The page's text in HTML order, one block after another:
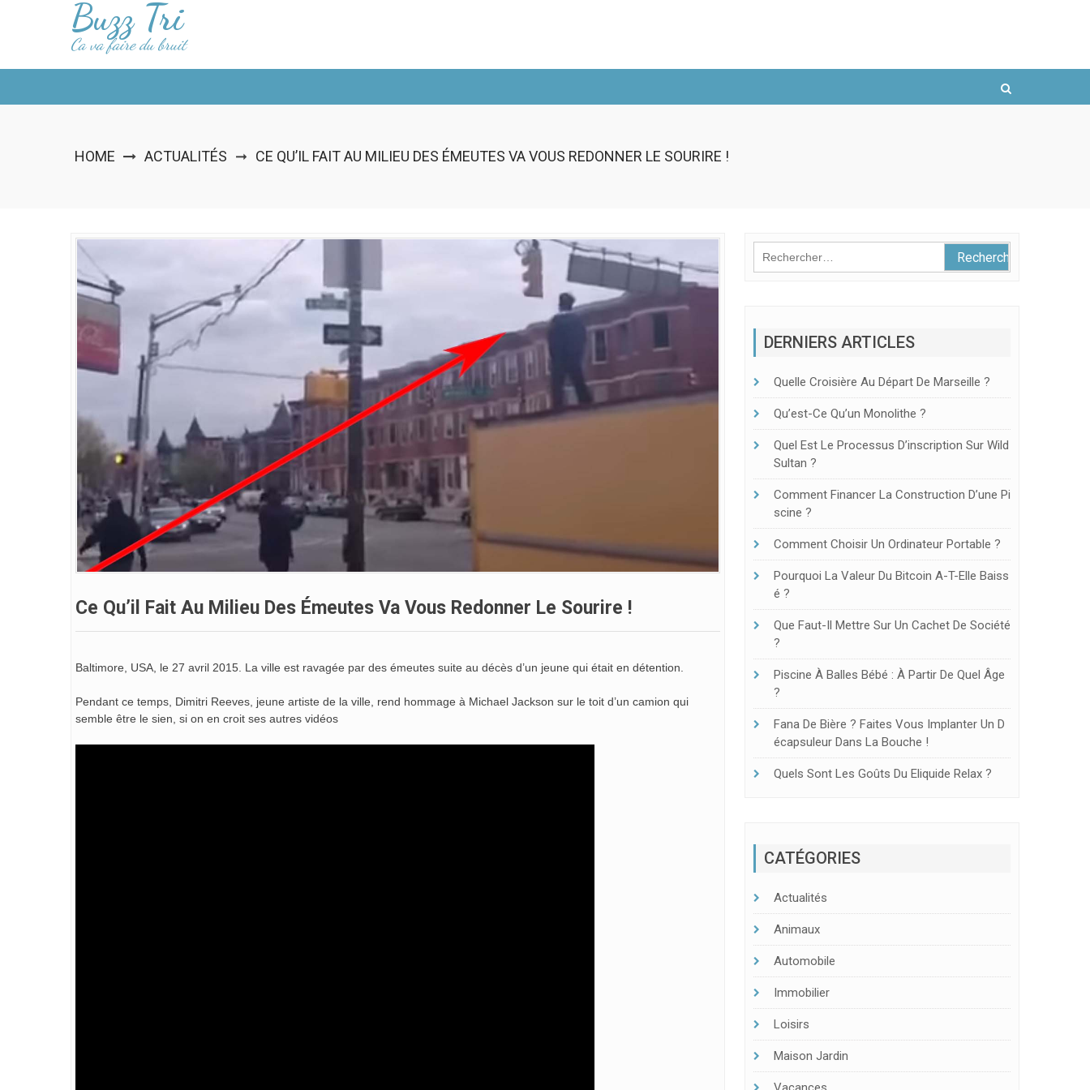
Buzz Tri
Ca va faire du bruit
HOME ACTUALITÉS ➞ CE QU’IL FAIT AU MILIEU DES ÉMEUTES VA VOUS REDONNER LE SOURIRE !
Ce Qu’il Fait Au Milieu Des Émeutes Va Vous Redonner Le Sourire !
Baltimore, USA, le 27 avril 2015. La ville est ravagée par des émeutes suite au décès d’un jeune qui était en détention.
Pendant ce temps, Dimitri Reeves, jeune artiste de la ville, rend hommage à Michael Jackson sur le toit d’un camion qui
semble être le sien, si on en croit ses autres vidéos
DERNIERS ARTICLES
Quelle Croisière Au Départ De Marseille ?
Qu’est-Ce Qu’un Monolithe ?
Quel Est Le Processus D’inscription Sur Wild
Sultan ?
Comment Financer La Construction D’une Pi
Scine ?
Comment Choisir Un Ordinateur Portable ?
Pourquoi La Valeur Du Bitcoin A-T-Elle Baiss
É ?
Que Faut-Il Mettre Sur Un Cachet De Société
?
Piscine À Balles Bébé : À Partir De Quel Âge
?
Fana De Bière ? Faites Vous Implanter Un D
Écapsuleur Dans La Bouche !
Quels Sont Les Goûts Du Eliquide Relax ?
CATÉGORIES
Actualités
Animaux
Automobile
Immobilier
Loisirs
Maison Jardin